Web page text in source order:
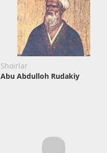
Shoirlar
Abu Abdulloh Rudakiy